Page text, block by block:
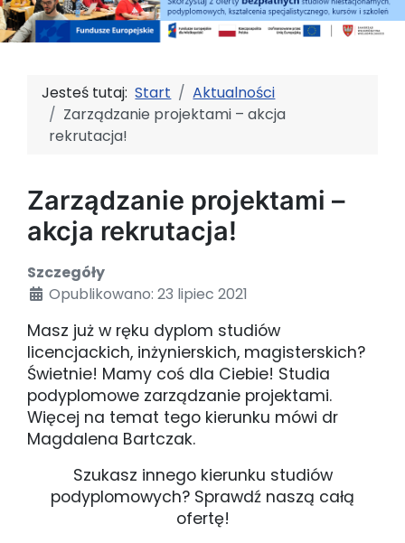
Jesteś tutaj:Start
Aktualności
Zarządzanie projektami – akcja
rekrutacja!
Zarządzanie projektami –
akcja rekrutacja!
Szczegóły
Opublikowano: 23 lipiec 2021
Masz już w ręku dyplom studiów
licencjackich, inżynierskich, magisterskich?
Świetnie! Mamy coś dla Ciebie! Studia
podyplomowe zarządzanie projektami.
Więcej na temat tego kierunku mówi dr
Magdalena Bartczak.
Szukasz innego kierunku studiów
podyplomowych? Sprawdź naszą całą
ofertę!